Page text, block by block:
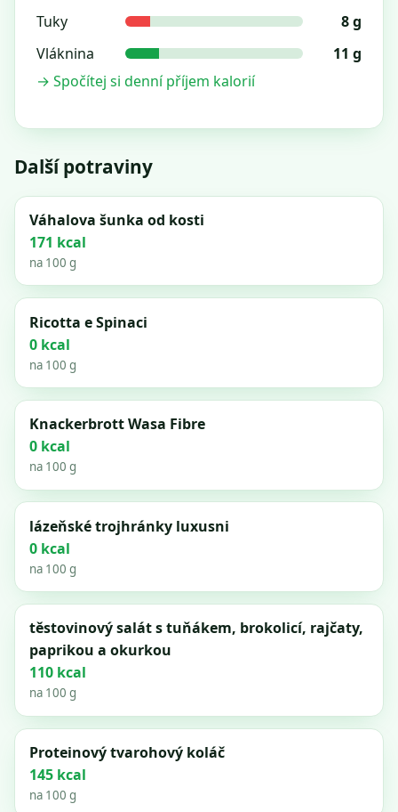
Tuky
8 g
Vláknina
11 g
→ Spočítej si denní příjem kalorií
Další potraviny
Váhalova šunka od kosti
171 kcal
na 100 g
Ricotta e Spinaci
0 kcal
na 100 g
Knackerbrott Wasa Fibre
0 kcal
na 100 g
lázeňské trojhránky luxusni
0 kcal
na 100 g
těstovinový salát s tuňákem, brokolicí, rajčaty,
paprikou a okurkou
110 kcal
na 100 g
Proteinový tvarohový koláč
145 kcal
na 100 g